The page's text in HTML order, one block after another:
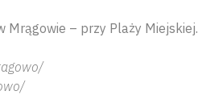
Mrągowie – przy Plaży Miejskiej.